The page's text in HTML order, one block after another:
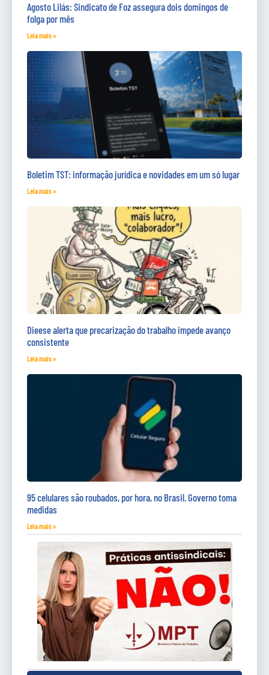
Agosto Lilás: Sindicato de Foz assegura dois domingos de
folga por mês
Leia mais »
Boletim TST: informação jurídica e novidades em um só lugar
Leia mais »
Dieese alerta que precarização do trabalho impede avanço
consistente
Leia mais »
95 celulares são roubados, por hora, no Brasil. Governo toma
medidas
Leia mais »